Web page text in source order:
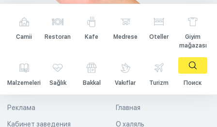
Camii Restoran Kafe Medrese Oteller
Giyim
mağazası
Malzemeleri Sağlık Bakkal Vakıflar Turizm Поиск
Главная
О халяль
Реклама
Кабинет заведения